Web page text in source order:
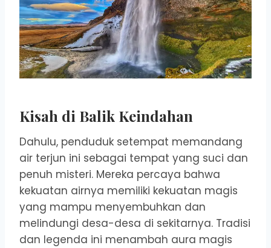
Kisah di Balik Keindahan
Dahulu, penduduk setempat memandang
air terjun ini sebagai tempat yang suci dan
penuh misteri. Mereka percaya bahwa
kekuatan airnya memiliki kekuatan magis
yang mampu menyembuhkan dan
melindungi desa-desa di sekitarnya. Tradisi
dan legenda ini menambah aura magis